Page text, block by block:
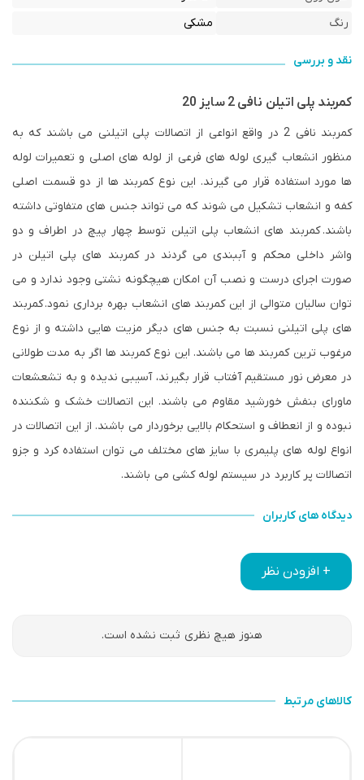
رنگ
مشکی
نقد و بررسی
کمربند پلی اتیلن نافی 2 سایز 20
کمربند نافی 2 در واقع انواعی از اتصالات پلی اتیلنی می باشند که به
منظور انشعاب گیری لوله های فرعی از لوله های اصلی و تعمیرات لوله
ها مورد استفاده قرار می گیرند. این نوع کمربند ها از دو قسمت اصلی
کفه و انشعاب تشکیل می شوند که می تواند جنس های متفاوتی داشته
باشند. کمربند های انشعاب پلی اتیلن توسط چهار پیچ در اطراف و دو
واشر داخلی محکم و آببندی می گردند در کمربند های پلی اتیلن در
صورت اجرای درست و نصب آن امکان هیچگونه نشتی وجود ندارد و می
توان سالیان متوالی از این کمربند های انشعاب بهره برداری نمود. کمربند
های پلی اتیلنی نسبت به جنس های دیگر مزیت هایی داشته و از نوع
مرغوب ترین کمربند ها می باشند. این نوع کمربند ها اگر به مدت طولانی
در معرض نور مستقیم آفتاب قرار بگیرند، آسیبی ندیده و به تشعشعات
ماورای بنفش خورشید مقاوم می باشند. این اتصالات خشک و شکننده
نبوده و از انعطاف و استحکام بالایی برخوردار می باشند. از این اتصالات در
انواع لوله های پلیمری با سایز های مختلف می توان استفاده کرد و جزو
اتصالات پر کاربرد در سیستم لوله کشی می باشند.
دیدگاه های کاربران
+ افزودن نظر
هنوز هیچ نظری ثبت نشده است.
کالاهای مرتبط